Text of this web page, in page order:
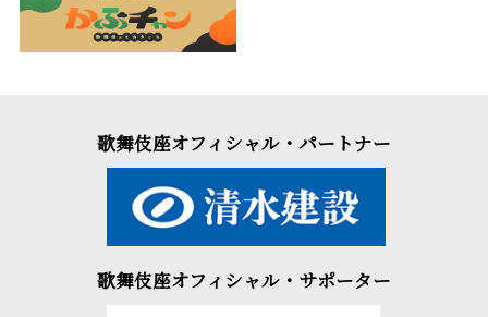
歌舞伎座オフィシャル・パートナー
歌舞伎座オフィシャル・サポーター